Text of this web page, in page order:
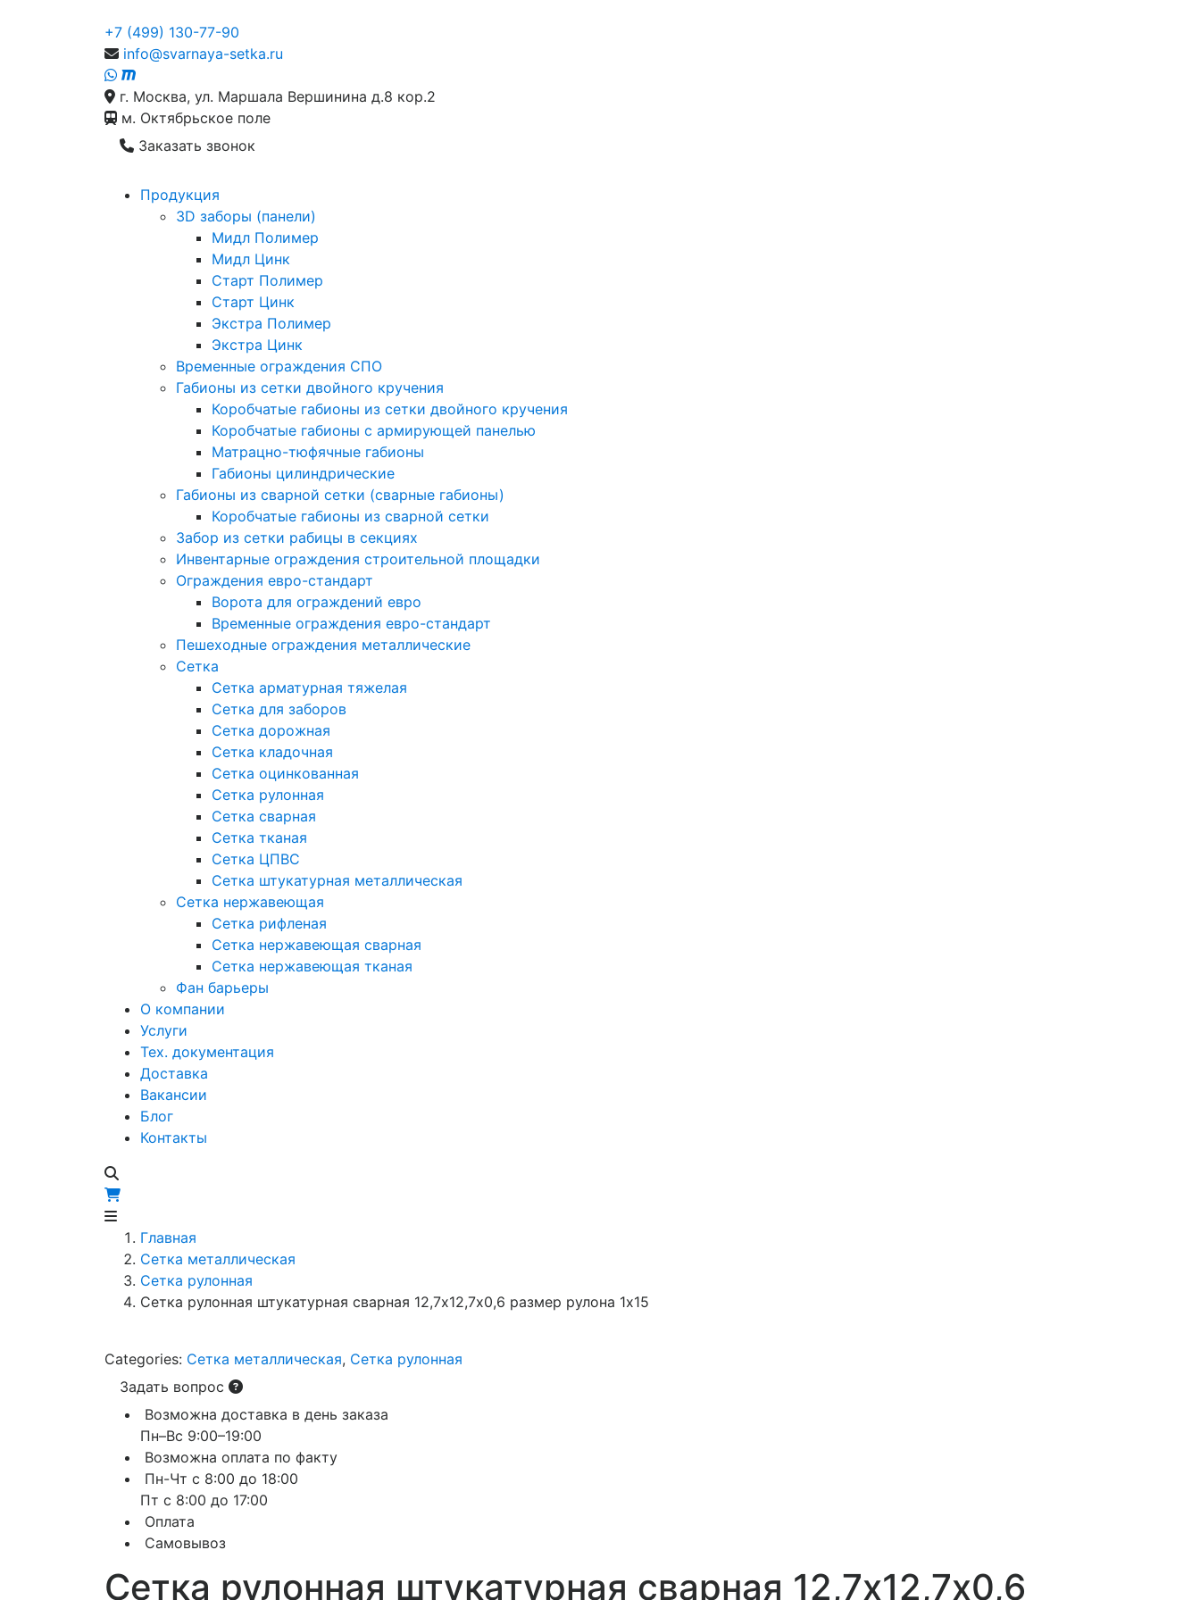
+7 (499) 130-77-90
info@svarnaya-setka.ru
г. Москва, ул. Маршала Вершинина д.8 кор.2
м. Октябрьское поле
Заказать звонок
Продукция
3D заборы (панели)
Мидл Полимер
Мидл Цинк
Старт Полимер
Старт Цинк
Экстра Полимер
Экстра Цинк
Временные ограждения СПО
Габионы из сетки двойного кручения
Коробчатые габионы из сетки двойного кручения
Коробчатые габионы с армирующей панелью
Матрацно-тюфячные габионы
Габионы цилиндрические
Габионы из сварной сетки (сварные габионы)
Коробчатые габионы из сварной сетки
Забор из сетки рабицы в секциях
Инвентарные ограждения строительной площадки
Ограждения евро-стандарт
Ворота для ограждений евро
Временные ограждения евро-стандарт
Пешеходные ограждения металлические
Сетка
Сетка арматурная тяжелая
Сетка для заборов
Сетка дорожная
Сетка кладочная
Сетка оцинкованная
Сетка рулонная
Сетка сварная
Сетка тканая
Сетка ЦПВС
Сетка штукатурная металлическая
Сетка нержавеющая
Сетка рифленая
Сетка нержавеющая сварная
Сетка нержавеющая тканая
Фан барьеры
О компании
Услуги
Тех. документация
Доставка
Вакансии
Блог
Контакты
Главная
Сетка металлическая
Сетка рулонная
Сетка рулонная штукатурная сварная 12,7х12,7х0,6 размер рулона 1х15
Categories: Сетка металлическая, Сетка рулонная
Задать вопрос
Возможна доставка в день заказа
Пн–Вс 9:00–19:00
Возможна оплата по факту
Пн-Чт с 8:00 до 18:00
Пт с 8:00 до 17:00
Оплата
Самовывоз
Сетка рулонная штукатурная сварная 12,7х12,7х0,6